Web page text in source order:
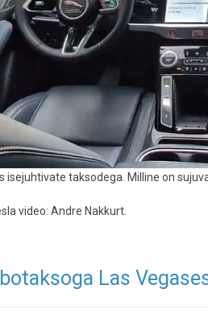
isejuhtivate taksodega. Milline on
video: Andre Nakkurt.
Las